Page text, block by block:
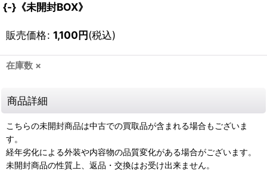
{-}《未開封BOX》
販売価格: 1,100円(税込)
在庫数 ×
商品詳細
こちらの未開封商品は中古での買取品が含まれる場合もございま
す。
経年劣化による外装や内容物の品質変化がある場合がございます。
未開封商品の性質上、返品・交換はお受け出来ません。